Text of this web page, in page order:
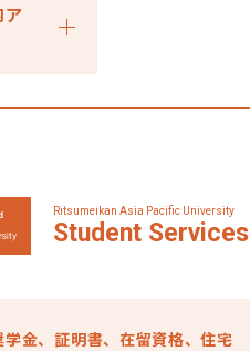
ア
Ritsumeikan Asia Pacific University
Student Services
学金、証明書、 在留資格、住宅